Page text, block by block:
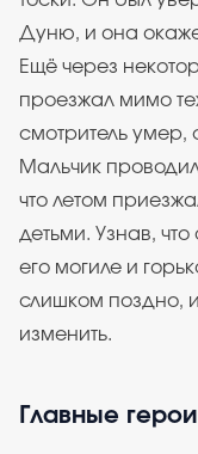
Дуню, и она
Ещё через
проезжал мимо
смотритель умер,
Мальчик
что летом
детьми. Узнав,
его могиле и
слишком поздно,
изменить.
Главные герои